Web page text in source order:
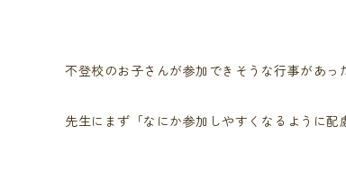
不登校のお子さんが参加できそうな行事があっ
先生にまず「なにか参加しやすくなるように配